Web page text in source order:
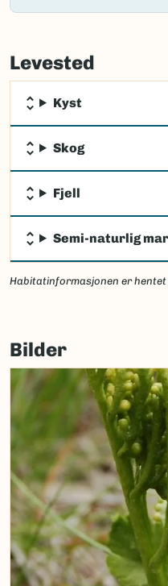
Failed
load
Levested
Kyst
Skog
Fjell
Semi-naturlig
Habitatinformasjonen er
Bilder